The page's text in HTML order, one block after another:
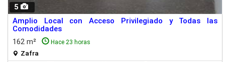
5
Amplio Local con Acceso Privilegiado y Todas las
Comodidades
162 m²
Hace 23 horas
Zafra